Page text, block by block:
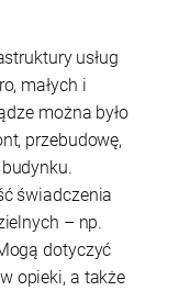
usług
małych i
można było
przebudowę,
świadczenia
– np.
dotyczyć
opieki, a także